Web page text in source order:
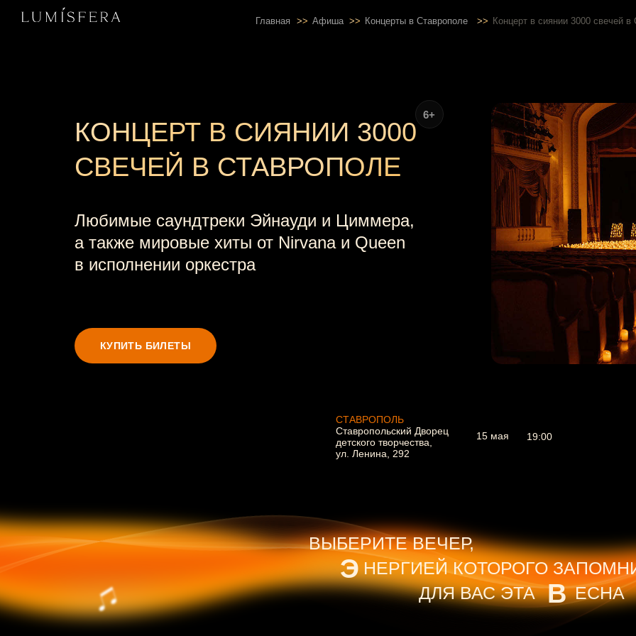
Концерт в сиянии 3000 свечей в
>>
Концерты в Ставрополе
>>
Афиша
>>
Главная
Любимые саундтреки Эйнауди и Циммера,
а также мировые хиты от Nirvana и Queen
в исполнении оркестра
КОНЦЕРТ В СИЯНИИ 3000
СВЕЧЕЙ В СТАВРОПОЛЕ
6+
КУПИТЬ БИЛЕТЫ
ДЛЯ ВАС ЭТА ЕСНА
В
НЕРГИЕЙ КОТОРОГО
ВЫБЕРИТЕ ВЕЧЕР,
Э
СТАВРОПОЛЬ
Ставропольский Дворец
детского творчества,
ул. Ленина, 292
15 мая 19:00